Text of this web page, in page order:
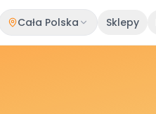
Cała Polska Sklepy